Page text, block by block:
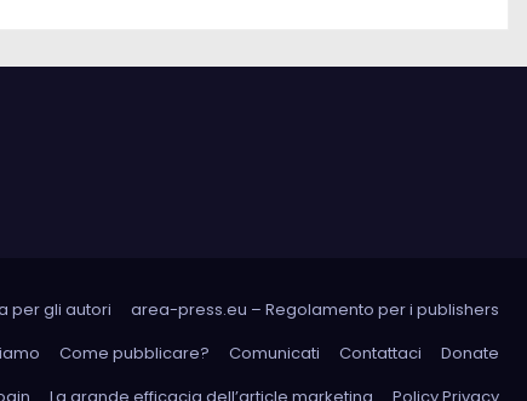
per gli autori
area-press.eu – Regolamento per i publishers
Come pubblicare? Comunicati Contattaci
Donate